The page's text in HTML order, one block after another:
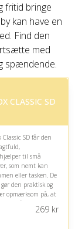
fritid bringe
kan have en
Find den
med
spændende.
CLASSIC SD
SD får den
til små
som nemt kan
eller tasken. De
den praktisk og
opmærksom på, at
håndtering.
269kr